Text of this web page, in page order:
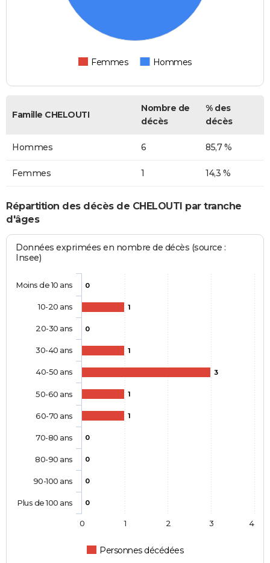
Femmes Hommes
Famille CHELOUTI
Nombre de
décès
% des
décès
Hommes 6 85,7 %
Femmes 1 14,3 %
Répartition des décès de CHELOUTI par tranche
d'âges
Données exprimées en nombre de décès (source :
Insee)
0
1
0
1
3
1
1
0
0
0
0
Personnes décédées
Moins de 10 ans
10-20 ans
20-30 ans
30-40 ans
40-50 ans
50-60 ans
60-70 ans
70-80 ans
80-90 ans
90-100 ans
Plus de 100 ans
0 1 2 3 4